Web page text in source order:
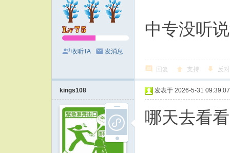
收听TA 发消息
中专没听
回复 支持 反对
kings108 发表于 2026-5-31 09:39:07
哪天去看看